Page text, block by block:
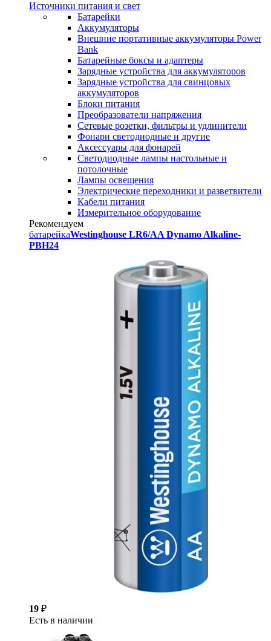
Источники питания и свет
Батарейки
Аккумуляторы
Внешние портативные аккумуляторы Power
Bank
Батарейные боксы и адаптеры
Зарядные устройства для аккумуляторов
Зарядные устройства для свинцовых
аккумуляторов
Блоки питания
Преобразователи напряжения
Сетевые розетки, фильтры и удлинители
Фонари светодиодные и другие
Аксессуары для фонарей
Светодиодные лампы настольные и
потолочные
Лампы освещения
Электрические переходники и разветвители
Кабели питания
Измерительное оборудование
Рекомендуем
батарейкаWestinghouse LR6/AA Dynamo Alkaline-
PBH24
19 ₽
Есть в наличии